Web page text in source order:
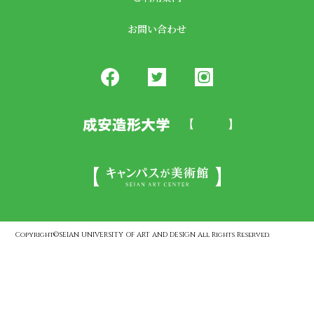
お問い合わせ
Copyright©SEIAN UNIVERSITY OF ART AND DESIGN All Rights Reserved.